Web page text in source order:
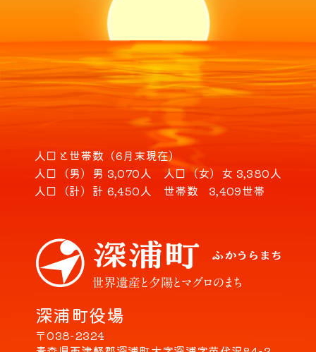
深浦町役場
〒038-2324
人口と世帯数（6月末現在）
人口（男） 男 3,070人 人口（女） 女 3,380人
人口（計） 計 6,450人 世帯数 3,409世帯